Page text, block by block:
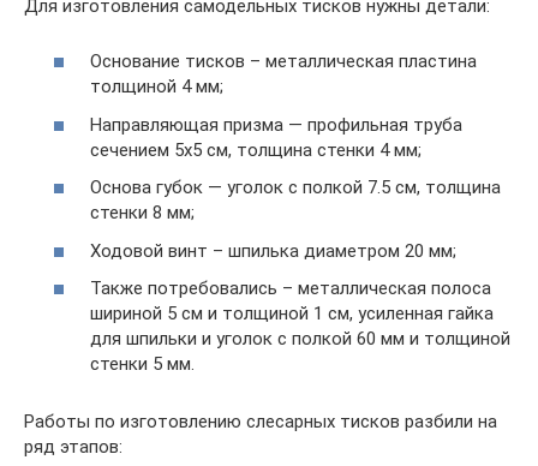
Для изготовления самодельных тисков нужны детали:
Основание тисков – металлическая пластина
толщиной 4 мм;
Направляющая призма — профильная труба
сечением 5х5 см, толщина стенки 4 мм;
Основа губок — уголок с полкой 7.5 см, толщина
стенки 8 мм;
Ходовой винт – шпилька диаметром 20 мм;
Также потребовались – металлическая полоса
шириной 5 см и толщиной 1 см, усиленная гайка
для шпильки и уголок с полкой 60 мм и толщиной
стенки 5 мм.
Работы по изготовлению слесарных тисков разбили на
ряд этапов: